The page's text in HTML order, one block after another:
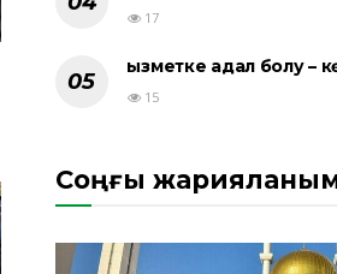
17
Қызметке адал болу –
15
Соңғы